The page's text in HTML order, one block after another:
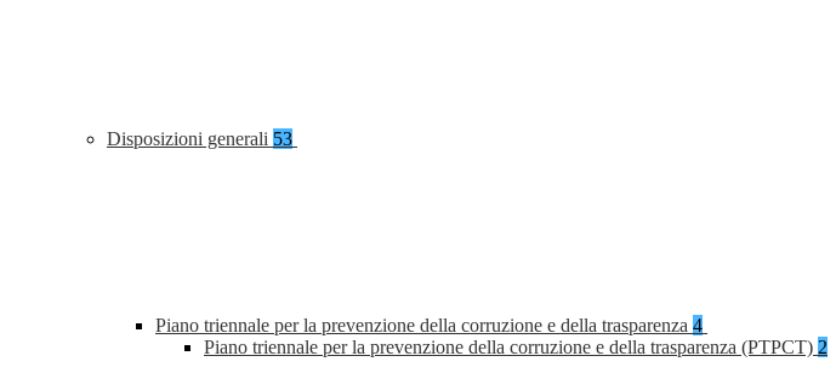
Disposizioni generali 53
Piano triennale per la prevenzione della corruzione e della trasparenza 4
Piano triennale per la prevenzione della corruzione e della trasparenza (PTPCT) 2